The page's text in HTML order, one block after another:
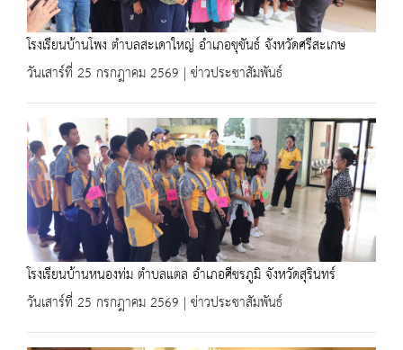
โรงเรียนบ้านโพง ตำบลสะเดาใหญ่ อำเภอขุขันธ์ จังหวัดศรีสะเกษ
วันเสาร์ที่ 25 กรกฎาคม 2569 | ข่าวประชาสัมพันธ์
โรงเรียนบ้านหนองท่ม ตำบลแตล อำเภอศีขรภูมิ จังหวัดสุรินทร์
วันเสาร์ที่ 25 กรกฎาคม 2569 | ข่าวประชาสัมพันธ์